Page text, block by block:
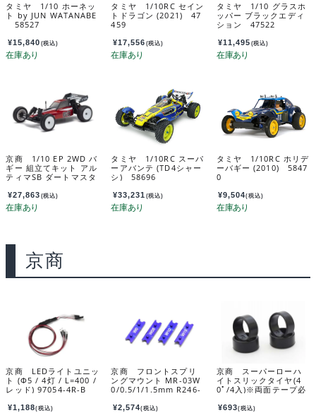
タミヤ 1/10 ホーネッ
ト by JUN WATANABE
58527
¥15,840 (税込)
タミヤ 1/10RC セイン
トドラゴン (2021) 47
459
¥17,556 (税込)
タミヤ 1/10 グラスホ
ッパー ブラックエディ
ション 47522
¥11,495 (税込)
京商 1/10 EP 2WD バ
ギー 組立てキット アル
ティマSB ダートマスタ
¥27,863 (税込)
タミヤ 1/10RC スーパ
ーアバンテ (TD4シャー
シ) 58696
¥33,231 (税込)
タミヤ 1/10RC ホリデ
ーバギー (2010) 5847
0
¥9,504(税込)
京商
京商 LEDライトユニッ
ト (Φ5 / 4灯 / L=400 /
レッド) 97054-4R-B
¥1,188(税込)
京商 フロントスプリ
ングマウント MR-03W
0/0.5/1/1.5mm R246-
¥2,574(税込)
京商 スーパーローハ
イトスリックタイヤ(4
0ﾟ/4入)※両面テープ必
¥693(税込)